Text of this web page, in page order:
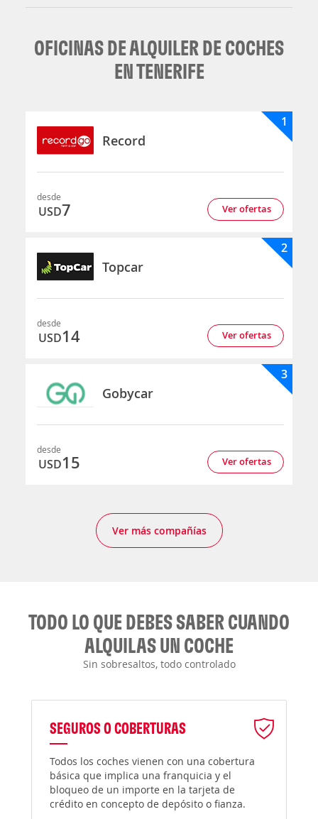
OFICINAS DE ALQUILER DE COCHES
EN TENERIFE
Record
1
desde
USD7 Ver ofertas
Topcar
2
desde
USD14 Ver ofertas
Gobycar
3
desde
USD15 Ver ofertas
Ver más compañías
TODO LO QUE DEBES SABER CUANDO
ALQUILAS UN COCHE
Sin sobresaltos, todo controlado
SEGUROS O COBERTURAS
Todos los coches vienen con una cobertura
básica que implica una franquicia y el
bloqueo de un importe en la tarjeta de
crédito en concepto de depósito o fianza.